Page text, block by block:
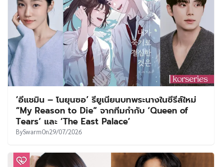
‘อีแชมิน – โนยุนซอ’ รียูเนียนบทพระนางในซีรีส์ใหม่
“My Reason to Die” จากทีมกำกับ ‘Queen of
Tears’ และ ‘The East Palace’
BySwarmOn29/07/2026